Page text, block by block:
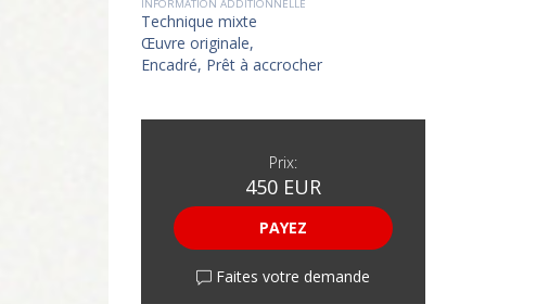
INFORMATION ADDITIONNELLE
Technique mixte
Œuvre originale,
Encadré, Prêt à accrocher
Prix:
450 EUR
PAYEZ
Faites votre demande